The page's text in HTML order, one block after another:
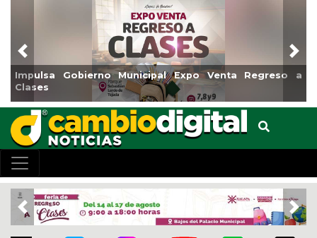
Impulsa Gobierno Municipal Expo Venta Regreso a
Clases
Previous
Previous